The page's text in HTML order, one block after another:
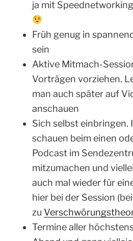
ja mit
Früh genug in
sein
Aktive Mitmach-
Vorträgen vorziehen.
man auch später auf
anschauen
Sich selbst einbringen.
schauen beim einen
Podcast im
mitzumachen und
auch mal wieder für
hier bei der Session
zu
Termine aller